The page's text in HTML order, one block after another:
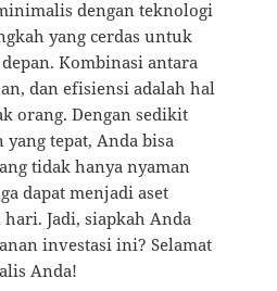
dengan teknologi
yang cerdas untuk
Kombinasi antara
dan efisiensi adalah hal
orang. Dengan sedikit
tepat, Anda bisa
tidak hanya nyaman
dapat menjadi aset
Jadi, siapkah Anda
investasi ini? Selamat
Anda!